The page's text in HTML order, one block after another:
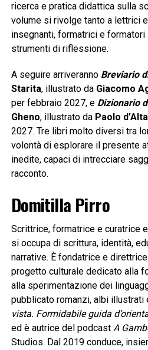
ricerca e pratica didattica sulla
volume si rivolge tanto a lettrici
insegnanti, formatrici e
strumenti di riflessione.
A seguire arriveranno Breviario
Starita, illustrato da Giacomo
per febbraio 2027, e Dizionario
Gheno, illustrato da Paolo
2027. Tre libri molto diversi tra
volontà di esplorare il presente
inedite, capaci di intrecciare
racconto.
Domitilla Pirro
Scrittrice, formatrice e curatrice
si occupa di scrittura, identità,
narrative. È fondatrice e
progetto culturale dedicato alla
alla sperimentazione dei
pubblicato romanzi, albi illustrati
vista. Formidabile guida
ed è autrice del podcast A
Studios. Dal 2019 conduce,